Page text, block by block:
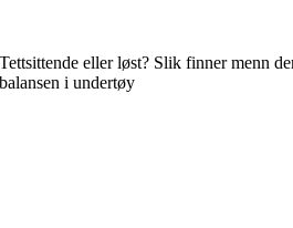
Tettsittende eller løst? Slik finner menn
balansen i undertøy